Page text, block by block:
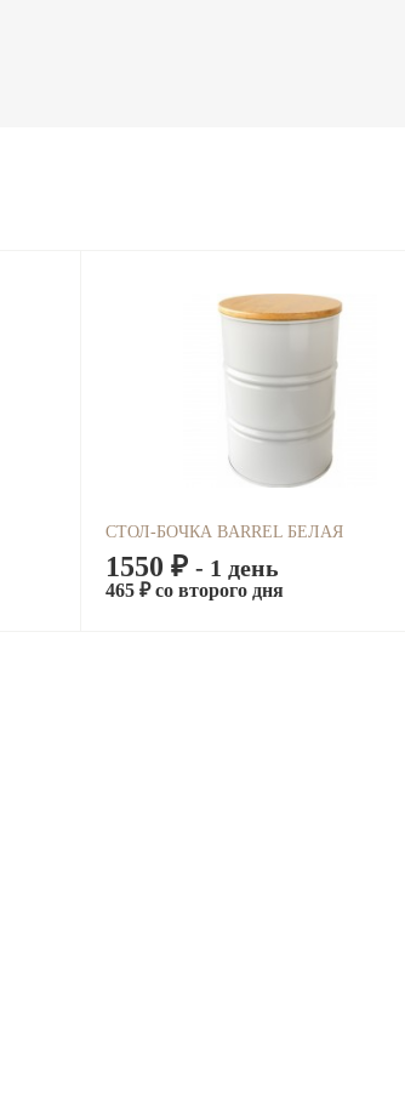
СТОЛ-БОЧКА BARREL БЕЛАЯ
1550 ₽ - 1 день
465 ₽ со второго дня